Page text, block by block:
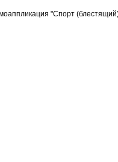
"Спорт